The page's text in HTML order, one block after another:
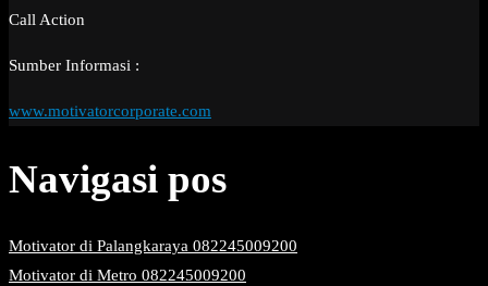
Call Action
Sumber Informasi :
www.motivatorcorporate.com
Navigasi pos
Motivator di Palangkaraya 082245009200
Motivator di Metro 082245009200